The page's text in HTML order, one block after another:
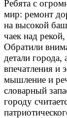
Ребята с
мир: ремонт
на высокой
чаек над
Обратили
детали города,
впечатления и
мышление и
словарный
городу